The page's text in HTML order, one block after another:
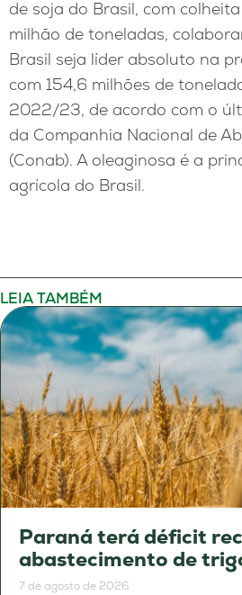
de soja do Brasil, com
milhão de toneladas,
Brasil seja líder absoluto na
com 154,6 milhões de
2022/23, de acordo com o
da Companhia Nacional de
(Conab). A oleaginosa é a
agrícola do Brasil.
LEIA TAMBÉM
Paraná terá déficit
abastecimento de
7 de agosto de 2026